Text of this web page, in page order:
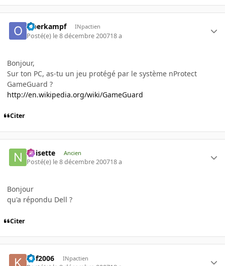
Oberkampf INpactien
Posté(e) le 8 décembre 200718 a
Bonjour,
Sur ton PC, as-tu un jeu protégé par le système nProtect
GameGuard ?
http://en.wikipedia.org/wiki/GameGuard
Citer
noisette Ancien
Posté(e) le 8 décembre 200718 a
Bonjour
qu'a répondu Dell ?
Citer
kof2006 INpactien